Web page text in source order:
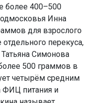
более 400–500
Инна
для взрослого
перекуса,
Симонова
500 граммов в
четырём средним
ФИЦ питания и